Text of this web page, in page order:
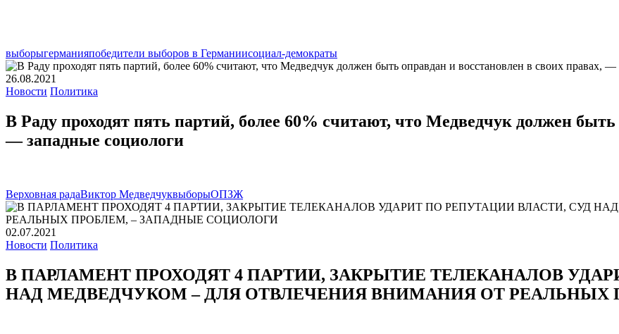
выборыгерманияпобедители выборов в Германиисоциал-демократы
26.08.2021
Новости Политика
В Раду проходят пять партий, более 60% считают, что Медведчук должен быть
— западные социологи
Верховная радаВиктор МедведчуквыборыОПЗЖ
02.07.2021
Новости Политика
В ПАРЛАМЕНТ ПРОХОДЯТ 4 ПАРТИИ, ЗАКРЫТИЕ ТЕЛЕКАНАЛОВ
НАД МЕДВЕДЧУКОМ – ДЛЯ ОТВЛЕЧЕНИЯ ВНИМАНИЯ ОТ РЕАЛЬНЫХ